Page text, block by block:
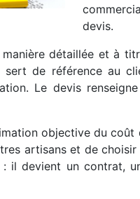
devis.
détaillée et à
sert de référence au
Le devis
objective du
artisans et de
il devient un contrat,